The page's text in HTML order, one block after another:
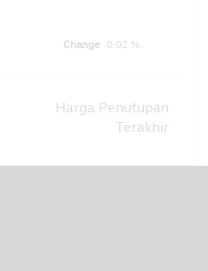
Change 0.02 %
Harga Penutupan
Terakhir